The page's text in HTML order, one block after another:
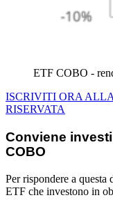
ETF COBO -
ISCRIVITI ORA
RISERVATA
Conviene
COBO
Per rispondere a
ETF che investono in